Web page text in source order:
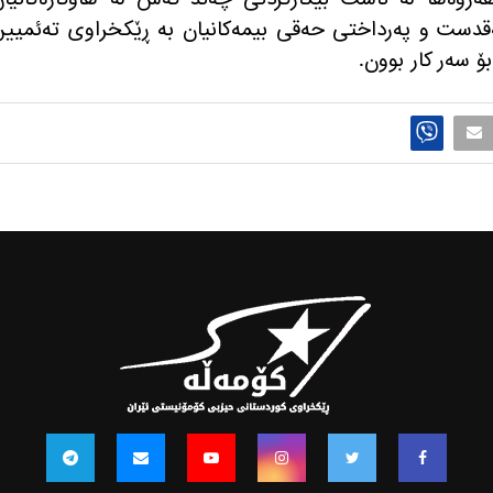
و په‌رداختی حه‌قی بیمه‌كانیان به ‌ڕێكخراوی
سه‌ر كار بوون.